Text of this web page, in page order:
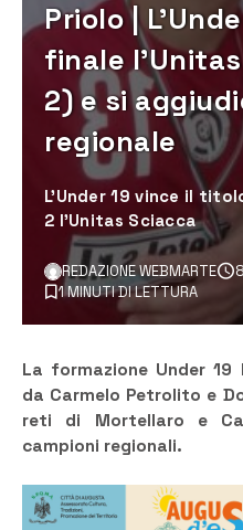
Priolo |
finale
2) e si
regionale
L'Under 19 vince il
2 l'Unitas Sciacca
REDAZIONE WEBMARTE
1 MINUTI DI LETTURA
La formazione Under 19
da Carmelo Petrolito e
reti di Mortellaro e
campioni regionali.